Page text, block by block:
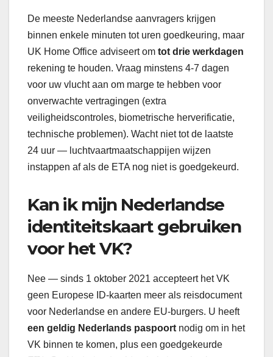
De meeste Nederlandse aanvragers krijgen
binnen enkele minuten tot uren goedkeuring, maar
UK Home Office adviseert om tot drie werkdagen
rekening te houden. Vraag minstens 4-7 dagen
voor uw vlucht aan om marge te hebben voor
onverwachte vertragingen (extra
veiligheidscontroles, biometrische herverificatie,
technische problemen). Wacht niet tot de laatste
24 uur — luchtvaartmaatschappijen wijzen
instappen af als de ETA nog niet is goedgekeurd.
Kan ik mijn Nederlandse
identiteitskaart gebruiken
voor het VK?
Nee — sinds 1 oktober 2021 accepteert het VK
geen Europese ID-kaarten meer als reisdocument
voor Nederlandse en andere EU-burgers. U heeft
een geldig Nederlands paspoort nodig om in het
VK binnen te komen, plus een goedgekeurde